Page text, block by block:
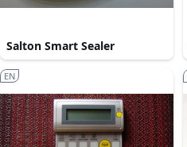
Salton Smart Sealer
EN